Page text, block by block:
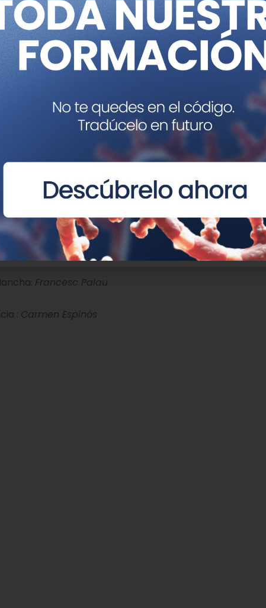
gene of GDAP1-related Charcot-Marie-Tooth
Centro de Investigación Príncipe Felipe (CIPF).
(CIBERER):David Pla-Martín, Eduardo Calpena,
Hospital Universitario Virgen del Rocío:
La Fe. Instituto de investigación Sanitario
Neurodegenerativas (CIBERNED):Rafael
Francesc Palau
: Carmen Espinós